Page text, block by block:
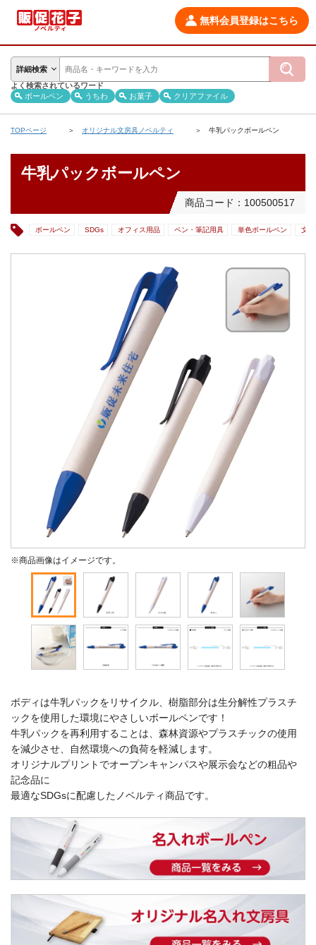
無料会員登録はこちら
詳細検索
よく検索されているワード
ボールペン
うちわ お菓子 クリアファイル
TOPページ オリジナル文房具ノベルティ 牛乳パックボールペン
牛乳パックボールペン
商品コード：100500517
ボールペン SDGs オフィス用品 ペン・筆記用具 単色ボールペン 文
※商品画像はイメージです。
ボディは牛乳パックをリサイクル、樹脂部分は生分解性プラスチ
ックを使用した環境にやさしいボールペンです！
牛乳パックを再利用することは、森林資源やプラスチックの使用
を減少させ、自然環境への負荷を軽減します。
オリジナルプリントでオープンキャンパスや展示会などの粗品や
記念品に
最適なSDGsに配慮したノベルティ商品です。